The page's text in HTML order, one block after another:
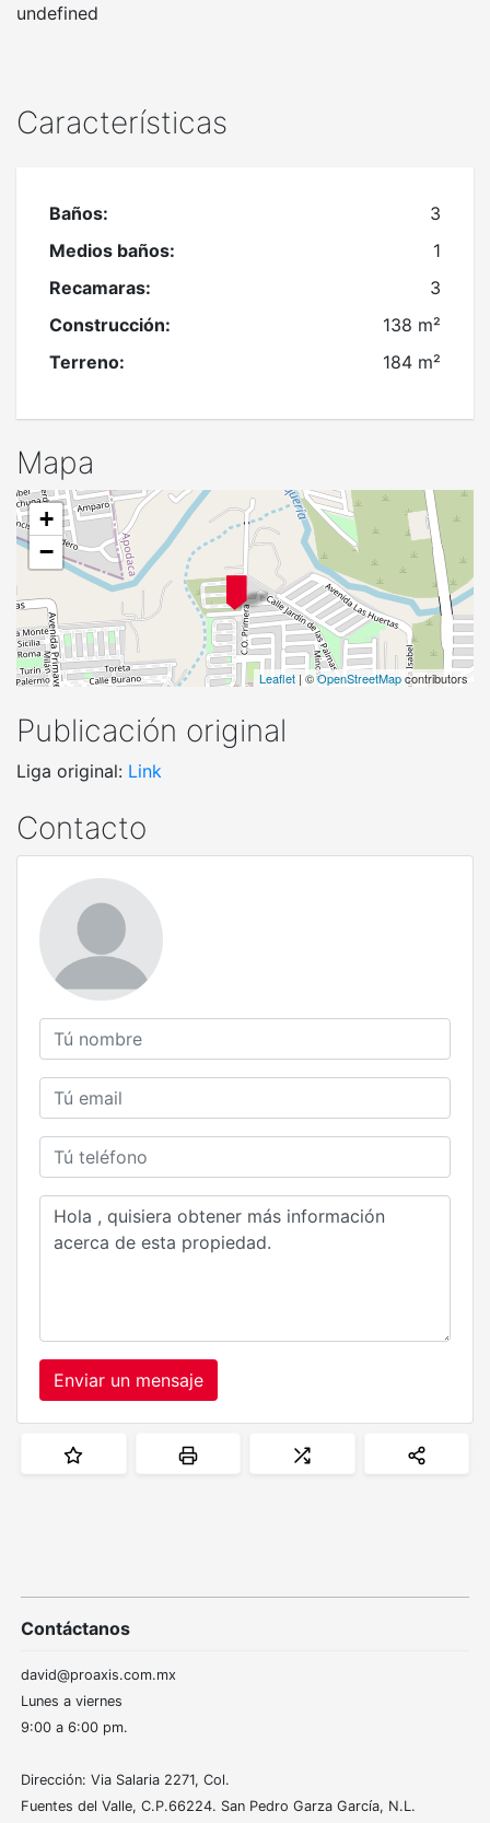
Características
Baños:
3
Medios baños:
1
Recamaras:
3
Construcción:
138 m²
Terreno:
184 m²
Mapa
+
−
Leaflet | ©OpenStreetMapcontributors
Publicación original
Liga original: Link
Contacto
Enviar un mensaje
undefined
Contáctanos
david@proaxis.com.mx
Lunes a viernes
9:00 a 6:00 pm.
Dirección: Via Salaria 2271, Col.
Fuentes del Valle, C.P.66224. San Pedro Garza García, N.L.